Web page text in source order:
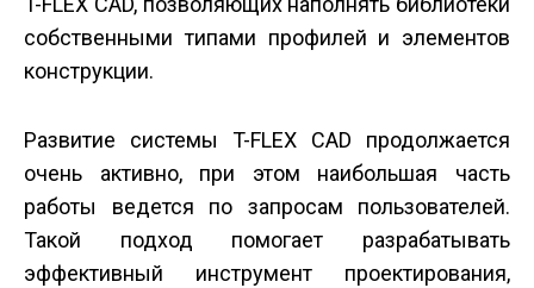
собственными типами профилей и элементов
конструкции.
Развитие системы T-FLEX CAD продолжается
очень активно, при этом наибольшая часть
работы ведется по запросам пользователей.
Такой подход помогает разрабатывать
эффективный инструмент проектирования,